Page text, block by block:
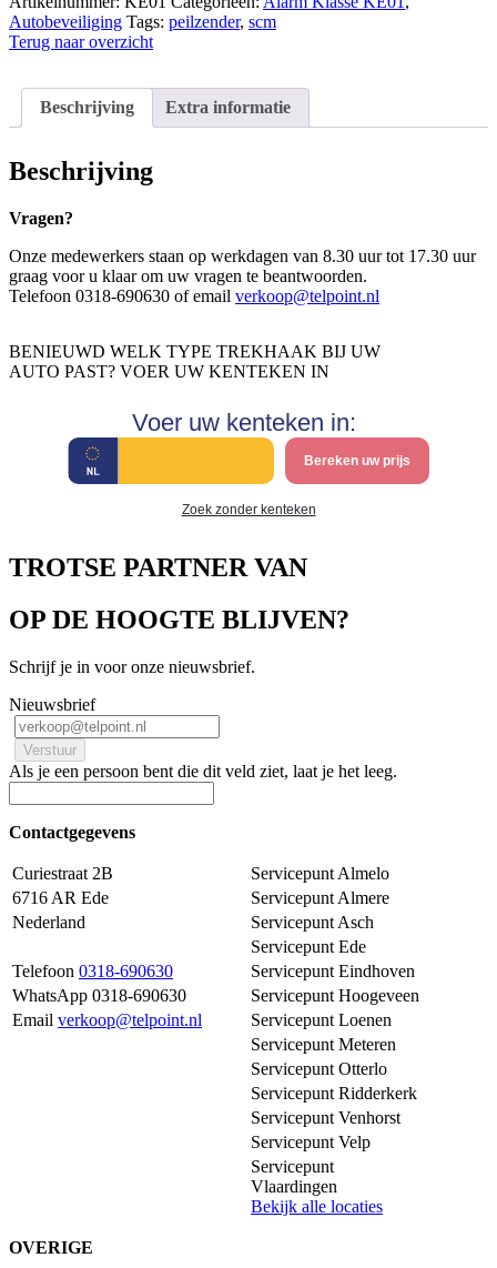
maatregel
Keyless
Autobeveiliging Tags: peilzender, scm
Terug naar overzicht
Beschrijving Extra informatie
Beschrijving
Vragen?
Onze medewerkers staan op werkdagen van 8.30 uur tot 17.30 uur
graag voor u klaar om uw vragen te beantwoorden.
Telefoon 0318-690630 of email verkoop@telpoint.nl
BENIEUWD WELK TYPE TREKHAAK BIJ UW
AUTO PAST? VOER UW KENTEKEN IN
Voer uw kenteken in:
Bereken uw prijs
Zoek zonder kenteken
TROTSE PARTNER VAN
OP DE HOOGTE BLIJVEN?
Schrijf je in voor onze nieuwsbrief.
Nieuwsbrief
Als je een persoon bent die dit veld ziet, laat je het leeg.
Contactgegevens
Curiestraat 2B
Servicepunt Almelo
6716 AR Ede
Servicepunt Almere
Nederland
Servicepunt Asch
Servicepunt Ede
Telefoon 0318-690630
Servicepunt Eindhoven
WhatsApp 0318-690630
Servicepunt Hoogeveen
Email verkoop@telpoint.nl
Servicepunt Loenen
Servicepunt Meteren
Servicepunt Otterlo
Servicepunt Ridderkerk
Servicepunt Venhorst
Servicepunt Velp
Servicepunt
Vlaardingen
Bekijk alle locaties
OVERIGE